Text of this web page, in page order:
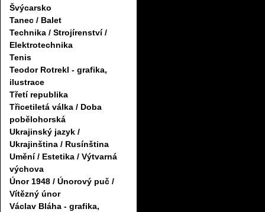
Švýcarsko
Tanec / Balet
Technika / Strojírenství /
Elektrotechnika
Tenis
Teodor Rotrekl - grafika,
ilustrace
Třetí republika
Třicetiletá válka / Doba
pobělohorská
Ukrajinský jazyk /
Ukrajinština / Rusínština
Umění / Estetika / Výtvarná
výchova
Únor 1948 / Únorový puč /
Vítězný únor
Václav Bláha - grafika,